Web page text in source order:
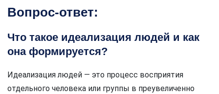
Вопрос-ответ:
Что такое идеализация людей и как
она формируется?
Идеализация людей — это процесс восприятия
отдельного человека или группы в преувеличенно